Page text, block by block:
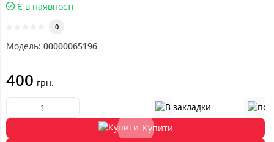
Є в наявності
0
Модель: 00000065196
400 грн.
Купити